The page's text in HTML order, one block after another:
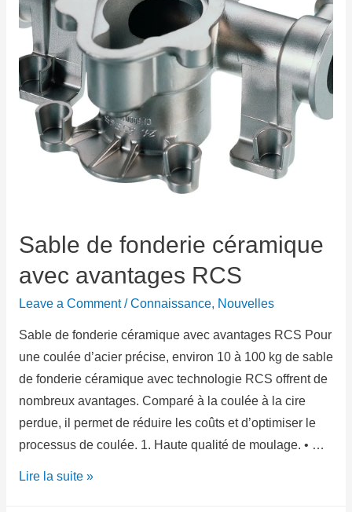
Sable de fonderie céramique
avec avantages RCS
Leave a Comment /Connaissance, Nouvelles
Sable de fonderie céramique avec avantages RCS Pour
une coulée d’acier précise, environ 10 à 100 kg de sable
de fonderie céramique avec technologie RCS offrent de
nombreux avantages. Comparé à la coulée à la cire
perdue, il permet de réduire les coûts et d’optimiser le
processus de coulée. 1. Haute qualité de moulage. • …
Lire la suite »